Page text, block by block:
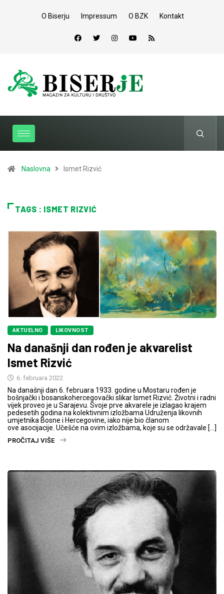
O Biserju Impressum O BZK Kontakt
Naslovna Ismet Rizvić
TAGS : ISMET RIZVIĆ
AKTUELNO LIKOVNOST
Na današnji dan rođen je akvarelist
Ismet Rizvić
6. februara 2022.
Na današnji dan 6. februara 1933. godine u Mostaru rođen je
bošnjački i bosanskohercegovački slikar Ismet Rizvić. Životni i radni
vijek proveo je u Sarajevu. Svoje prve akvarele je izlagao krajem
pedesetih godina na kolektivnim izložbama Udruženja likovnih
umjetnika Bosne i Hercegovine, iako nije bio članom
ove asocijacije. Učešće na ovim izložbama, koje su se održavale […]
PROČITAJ VIŠE